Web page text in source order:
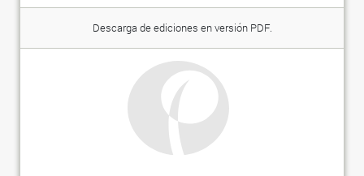
Descarga de ediciones en versión PDF.